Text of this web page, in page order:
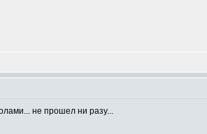
не прошел ни разу...